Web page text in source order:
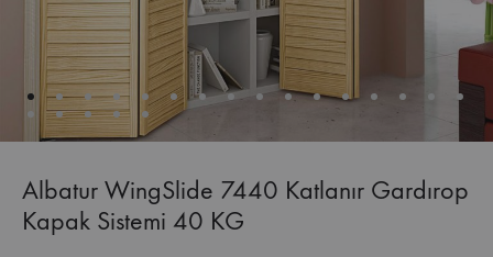
Albatur WingSlide 7440 Katlanır Gardırop
Kapak Sistemi 40 KG